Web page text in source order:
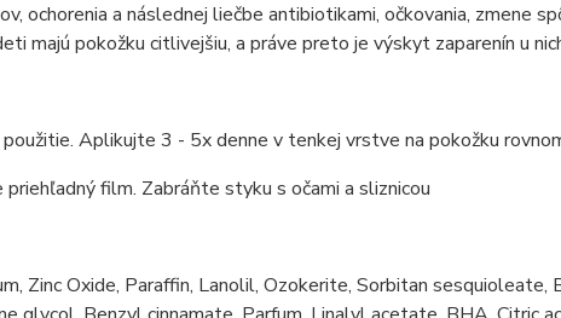
ochorenia a následnej liečbe antibiotikami, očkovania, zmene
majú pokožku citlivejšiu, a práve preto je výskyt zaparenín u
Aplikujte 3 - 5x denne v tenkej vrstve na pokožku
film. Zabráňte styku s očami a sliznicou
Zinc Oxide, Paraffin, Lanolil, Ozokerite, Sorbitan